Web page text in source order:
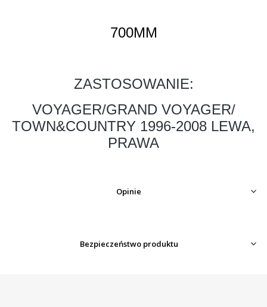
700MM
ZASTOSOWANIE:
VOYAGER/GRAND VOYAGER/
TOWN&COUNTRY 1996-2008 LEWA,
PRAWA
Opinie
Bezpieczeństwo produktu